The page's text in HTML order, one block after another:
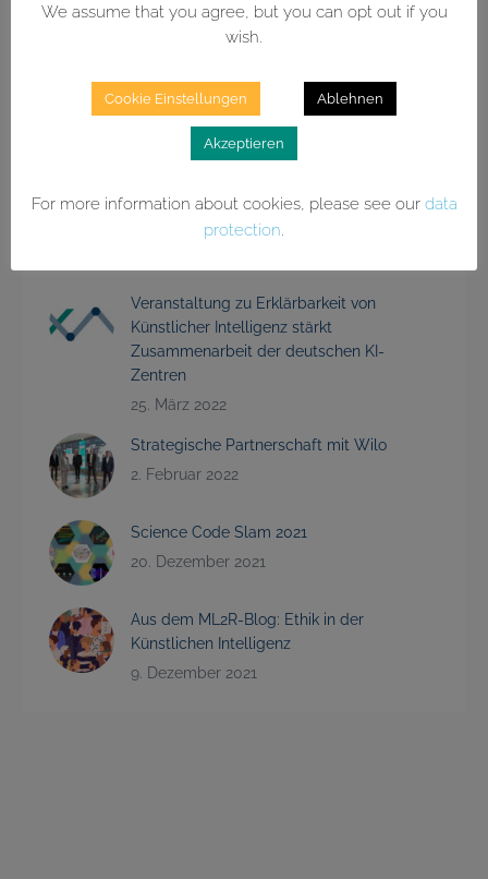
Kompetenzzentrum ML2R wird zum
Lamarr-Institut für Maschinelles Lernen
und Künstliche Intelligenz
Französisch-Deutscher Workshop für
Künstliche Intelligenz
Veranstaltung zu Erklärbarkeit von
Künstlicher Intelligenz stärkt
Zusammenarbeit der deutschen KI-
Zentren
25. März 2022
Strategische Partnerschaft mit Wilo
2. Februar 2022
Science Code Slam 2021
20. Dezember 2021
Aus dem ML2R-Blog: Ethik in der
Künstlichen Intelligenz
9. Dezember 2021
We assume that you agree, but you can opt out if you
wish.
Cookie Einstellungen Ablehnen
Akzeptieren
For more information about cookies, please see our data
protection.